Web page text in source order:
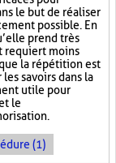
le but de réaliser
possible. En
prend très
requiert moins
la répétition est
savoirs dans la
utile pour
le
(1)